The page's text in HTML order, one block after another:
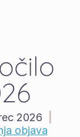
2026
objava